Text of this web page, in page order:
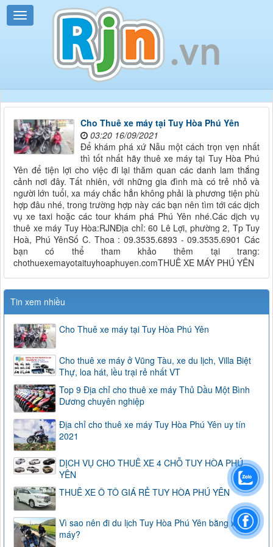
Cho Thuê xe máy tại Tuy Hòa Phú Yên
03:20 16/09/2021
Để khám phá xứ Nẫu một cách trọn vẹn nhất
thì tốt nhất hãy thuê xe máy tại Tuy Hòa Phú
Yên để tiện lợi cho việc đi lại thăm quan các danh lam thắng
cảnh nơi đây. Tất nhiên, với những gia đình mà có trẻ nhỏ và
người lớn tuổi, xa máy chắc hẳn không phải là phương tiện phù
hợp đâu nhé, trong trường hợp này các bạn nên tìm tới các dịch
vụ xe taxi hoặc các tour khám phá Phú Yên nhé.Các dịch vụ
thuê xe máy Tuy Hòa:RJNĐịa chỉ: 60 Lê Lợi, phường 2, Tp Tuy
Hoà, Phú YênSố C. Thoa : 09.3535.6893 - 09.3535.6901 Các
bạn có thể tham khảo thêm tại trang:
chothuexemayotaituyhoaphuyen.comTHUÊ XE MÁY PHÚ YÊN
Tin xem nhiều
Cho Thuê xe máy tại Tuy Hòa Phú Yên
Cho thuê xe máy ở Vũng Tàu, xe du lịch, Villa Biệt
Thự, loa hát, lều trại rẻ nhất VT
Top 9 Địa chỉ cho thuê xe máy Thủ Dầu Một Bình
Dương chuyên nghiệp
Địa chỉ cho thuê xe máy Tuy Hòa Phú Yên uy tín
2021
DỊCH VỤ CHO THUÊ XE 4 CHỖ TUY HÒA PHÚ
YÊN
THUÊ XE Ô TÔ GIÁ RẺ TUY HÒA PHÚ YÊN
Vì sao nên đi du lịch Tuy Hòa Phú Yên bằng xe
máy?